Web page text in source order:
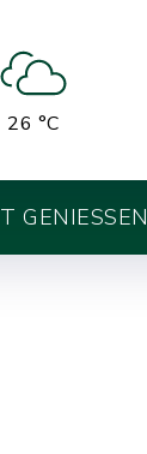
26 °C
GENIESSEN